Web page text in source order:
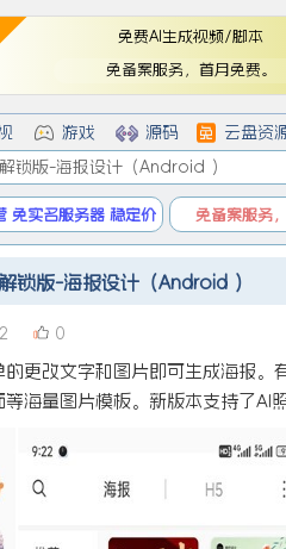
免费AI生成视频/脚本
免备案服务，首月免费。
游戏 源码 云盘资
锁版-海报设计（Android ）
免实名服务器 稳定价 免备案服务
锁版-海报设计（Android ）
0
更改文字和图片即可生成海报。
海量图片模板。新版本支持了AI